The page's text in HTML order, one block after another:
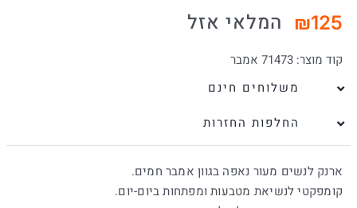
₪125 המלאי אזל
קוד מוצר: 71473 אמבר
משלוחים חינם
החלפות החזרות
ארנק לנשים מעור נאפה בגוון אמבר חמים.
קומפקטי לנשיאת מטבעות ומפתחות ביום-יום.